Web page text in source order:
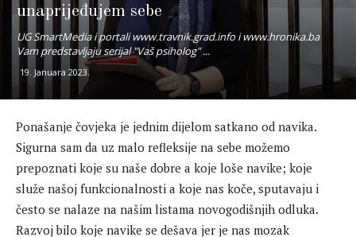
unaprijeđujem sebe
UG SmartMedia i portali www.travnik.grad.info i www.hronika.ba
Vam predstavljaju serijal "Vaš psiholog" ...
19. Januara 2023.
Ponašanje čovjeka je jednim dijelom satkano od navika.
Sigurna sam da uz malo refleksije na sebe možemo
prepoznati koje su naše dobre a koje loše navike; koje
služe našoj funkcionalnosti a koje nas koče, sputavaju i
često se nalaze na našim listama novogodišnjih odluka.
Razvoj bilo koje navike se dešava jer je nas mozak